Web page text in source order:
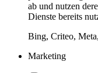
ab und nutzen
Dienste bereits
Bing, Criteo,
Marketing